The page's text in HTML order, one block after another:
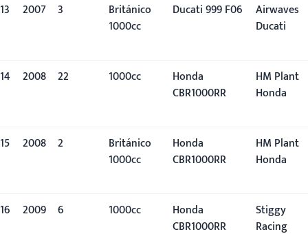
13 2007 3º
Británico
1000cc
Ducati 999 F06
Airwaves
Ducati
14 2008 22º 1000cc
Honda
CBR1000RR
HM Plant
Honda
15 2008 2º
Británico
1000cc
Honda
CBR1000RR
HM Plant
Honda
16 2009 6º 1000cc
Honda
CBR1000RR
Stiggy
Racing